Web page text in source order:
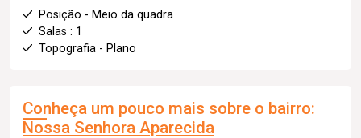
Posição - Meio da quadra
Salas : 1
Topografia - Plano
Conheça um pouco mais sobre o bairro:
Nossa Senhora Aparecida